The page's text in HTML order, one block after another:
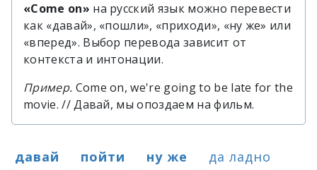
Быстрый перевод словосочетания
«Come on» на русский язык можно перевести
как «давай», «пошли», «приходи», «ну же» или
«вперед». Выбор перевода зависит от
контекста и интонации.
Пример. Come on, we're going to be late for the
movie. // Давай, мы опоздаем на фильм.
Варианты перевода
давай пойти ну же
да ладно